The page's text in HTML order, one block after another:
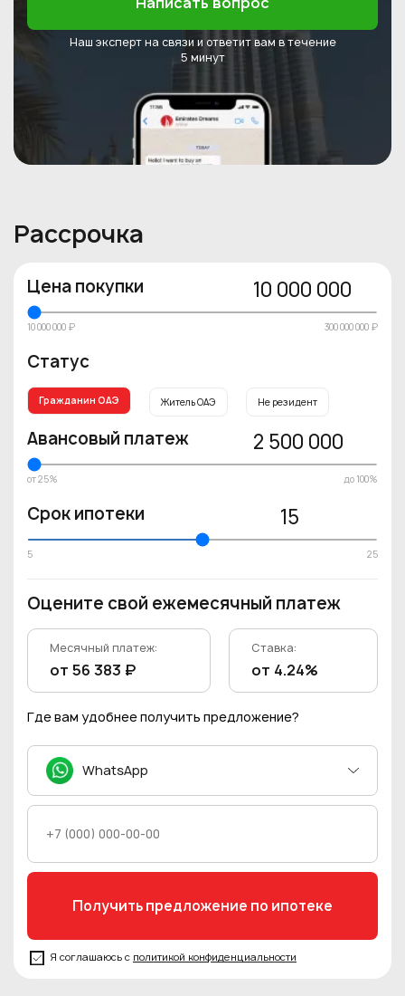
Наш эксперт на связи и ответитвам в течение
5 минут
Рассрочка
Цена покупки 10 000 000
10 000 000 ₽ 300 000 000 ₽
Статус
Гражданин ОАЭ Житель ОАЭ Не резидент
Авансовый платеж 2 500 000
от 25% до 100%
Срок ипотеки 15
5 25
Оцените свой ежемесячный платеж
Месячный платеж:
от 56 383 ₽
Ставка:
от 4.24%
Где вам удобнее получить предложение?
WhatsApp
Я соглашаюсь с политикой конфиденциальности